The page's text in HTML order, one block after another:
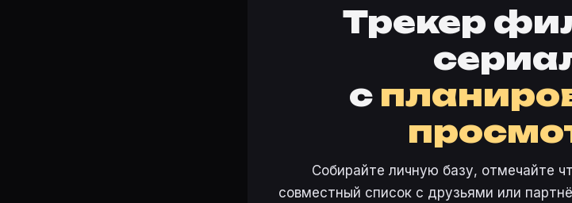
Трекер
с
Собирайте личную базу, отмечайте
совместный список с друзьями или